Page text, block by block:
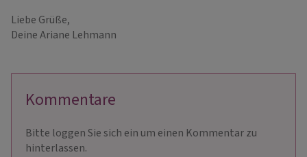
Liebe Grüße,
Deine Ariane Lehmann
Kommentare
Bitte loggen Sie sich ein um einen Kommentar zu
hinterlassen.